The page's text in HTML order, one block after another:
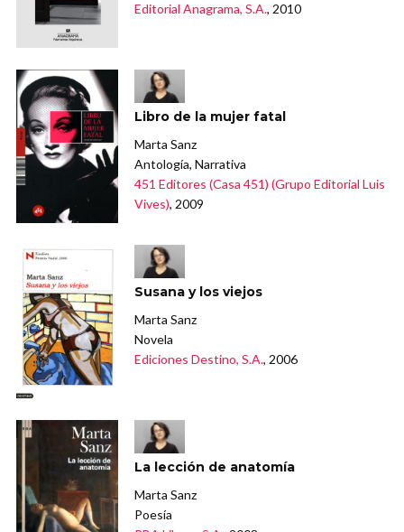
Editorial Anagrama, S.A., 2010
Libro de la mujer fatal
Marta Sanz
Antología, Narrativa
451 Editores (Casa 451) (Grupo Editorial Luis
Vives), 2009
Susana y los viejos
Marta Sanz
Novela
Ediciones Destino, S.A., 2006
La lección de anatomía
Marta Sanz
Poesía